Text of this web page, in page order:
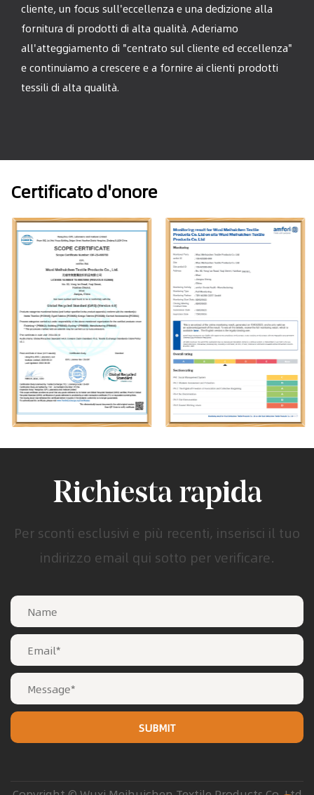
cliente, un focus sull'eccellenza e una dedizione alla
fornitura di prodotti di alta qualità. Aderiamo
all'atteggiamento di "centrato sul cliente ed eccellenza"
e continuiamo a crescere e a fornire ai clienti prodotti
tessili di alta qualità.
Certificato d'onore
Richiesta rapida
Per sconti esclusivi e più recenti, inserisci il tuo
indirizzo email qui sotto per verificare.